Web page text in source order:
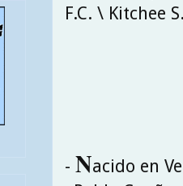
F.C. \ Kitchee
- Nacido en